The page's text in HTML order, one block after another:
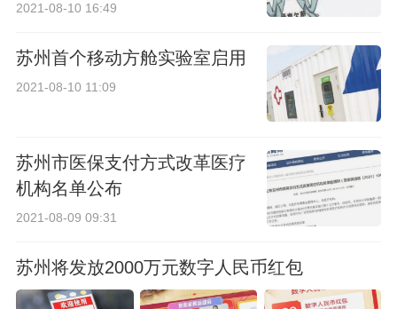
2021-08-10 16:49
苏州首个移动方舱实验室启用
2021-08-10 11:09
苏州市医保支付方式改革医疗
机构名单公布
2021-08-09 09:31
苏州将发放2000万元数字人民币红包